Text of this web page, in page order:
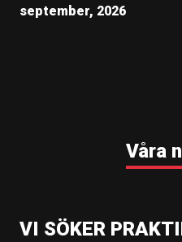
september, 2026
Våra
VI SÖKER